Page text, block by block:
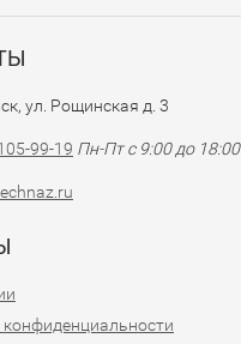
ул. Рощинская д. 3
99-19 Пн-Пт с 9:00 до 18:00